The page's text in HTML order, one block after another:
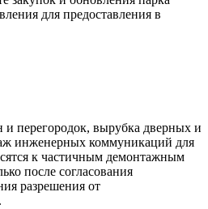
для предоставления в
перегородок, вырубка дверных и
инженерных коммуникаций для
к частичным демонтажным
после согласования
разрешения от